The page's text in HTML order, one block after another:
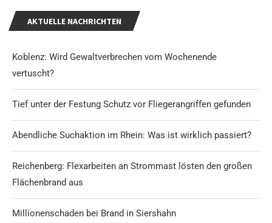
AKTUELLE NACHRICHTEN
Koblenz: Wird Gewaltverbrechen vom Wochenende
vertuscht?
Tief unter der Festung Schutz vor Fliegerangriffen gefunden
Abendliche Suchaktion im Rhein: Was ist wirklich passiert?
Reichenberg: Flexarbeiten an Strommast lösten den großen
Flächenbrand aus
Millionenschaden bei Brand in Siershahn